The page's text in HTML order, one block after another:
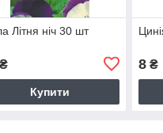
Літня ніч 30 шт
Купити
8 ₴